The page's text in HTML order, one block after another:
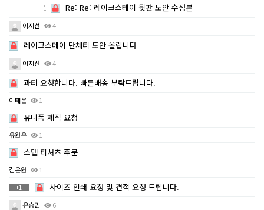
Re: Re: 레이크스테이 뒷판 도안 수정본
이지선 4
레이크스테이 단체티 도안 올립니다
이지선 4
과티 요청합니다. 빠른배송 부탁드립니다.
이태은 1
유니폼 제작 요청
유원우 1
스탭 티셔츠 주문
김은원 1
+1 사이즈 인쇄 요청 및 견적 요청 드립니다.
유승민 6